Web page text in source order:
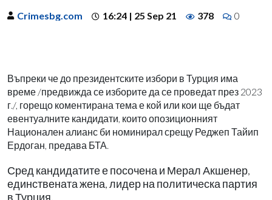
Crimesbg.com 16:24 | 25 Sep 21 378 0
Въпреки че до президентските избори в Турция има
време /предвижда се изборите да се проведат през 2023
г./, горещо коментирана тема е кой или кои ще бъдат
евентуалните кандидати, които опозиционният
Национален алианс би номинирал срещу Реджеп Тайип
Ердоган, предава БТА.
Сред кандидатите е посочена и Мерал Акшенер,
единствената жена, лидер на политическа партия
в Турция.